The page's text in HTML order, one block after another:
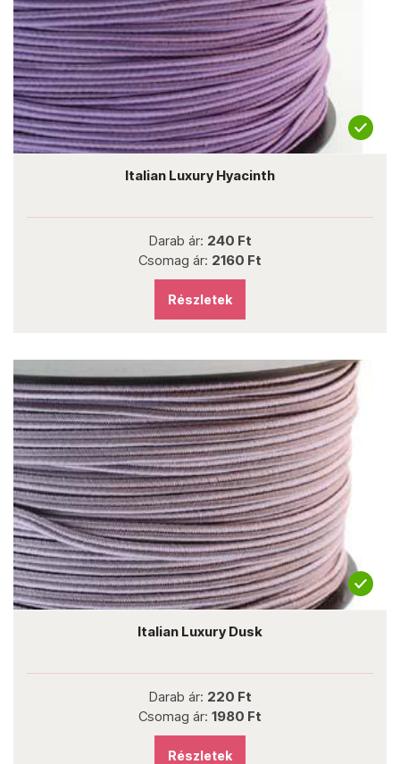
Italian Luxury Hyacinth
Darab ár: 240 Ft
Csomag ár: 2160 Ft
Részletek
Italian Luxury Dusk
Darab ár: 220 Ft
Csomag ár: 1980 Ft
Részletek